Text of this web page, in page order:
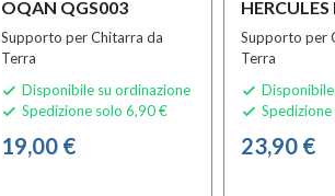
OQAN QGS003
Supporto per Chitarra da
Terra
 Disponibile su ordinazione
 Spedizione solo 6,90 €
19,00 €
Supporto per
Terra


23,90 €